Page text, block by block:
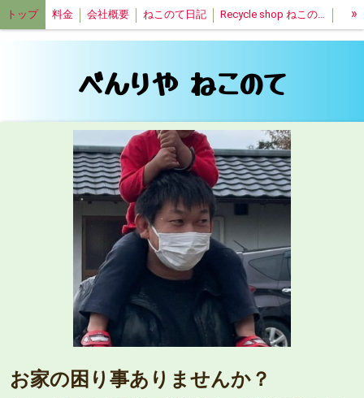
トップ 料金 会社概要 ねこのて日記 Recycle shop ねこのて
特定商取引法表記
»
べんりや ねこのて
お家の困り事ありませんか？